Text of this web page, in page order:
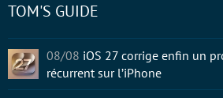
TOM'S GUIDE
08/08 iOS 27 corrige enfin un
récurrent sur l’iPhone